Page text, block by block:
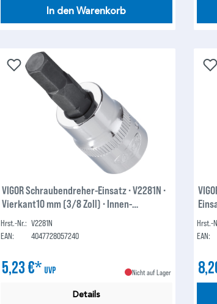
In den Warenkorb
VIGOR Schraubendreher-Einsatz ∙ V2281N ∙
Vierkant10 mm (3/8 Zoll) ∙ Innen-
Sechskant Profil ∙ 7 mm
Hrst.-Nr.: V2281N
EAN:
4047728057240
5,23 €* UVP Nicht auf Lager
Details
(1/2
Hrst.-
EAN: